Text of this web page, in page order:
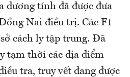
dương tính đã được đưa
Nai điều trị. Các F1
cách ly tập trung. Đã
tạm thời các địa điểm
tra, truy vết đang được